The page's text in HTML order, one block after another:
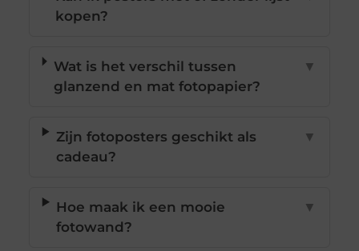
kopen?
Wat is het verschil tussen
glanzend en mat fotopapier?
▼
Zijn fotoposters geschikt als
cadeau?
▼
Hoe maak ik een mooie
fotowand?
▼